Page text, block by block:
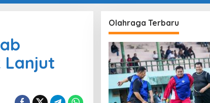
Lanjut
Olahraga Terbaru